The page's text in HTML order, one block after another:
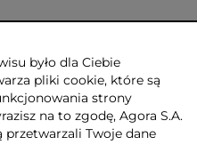
DLA MEDIÓW
REKLAMA
było dla Ciebie
pliki cookie, które są
strony
na to zgodę, Agora S.A.
przetwarzali Twoje dane